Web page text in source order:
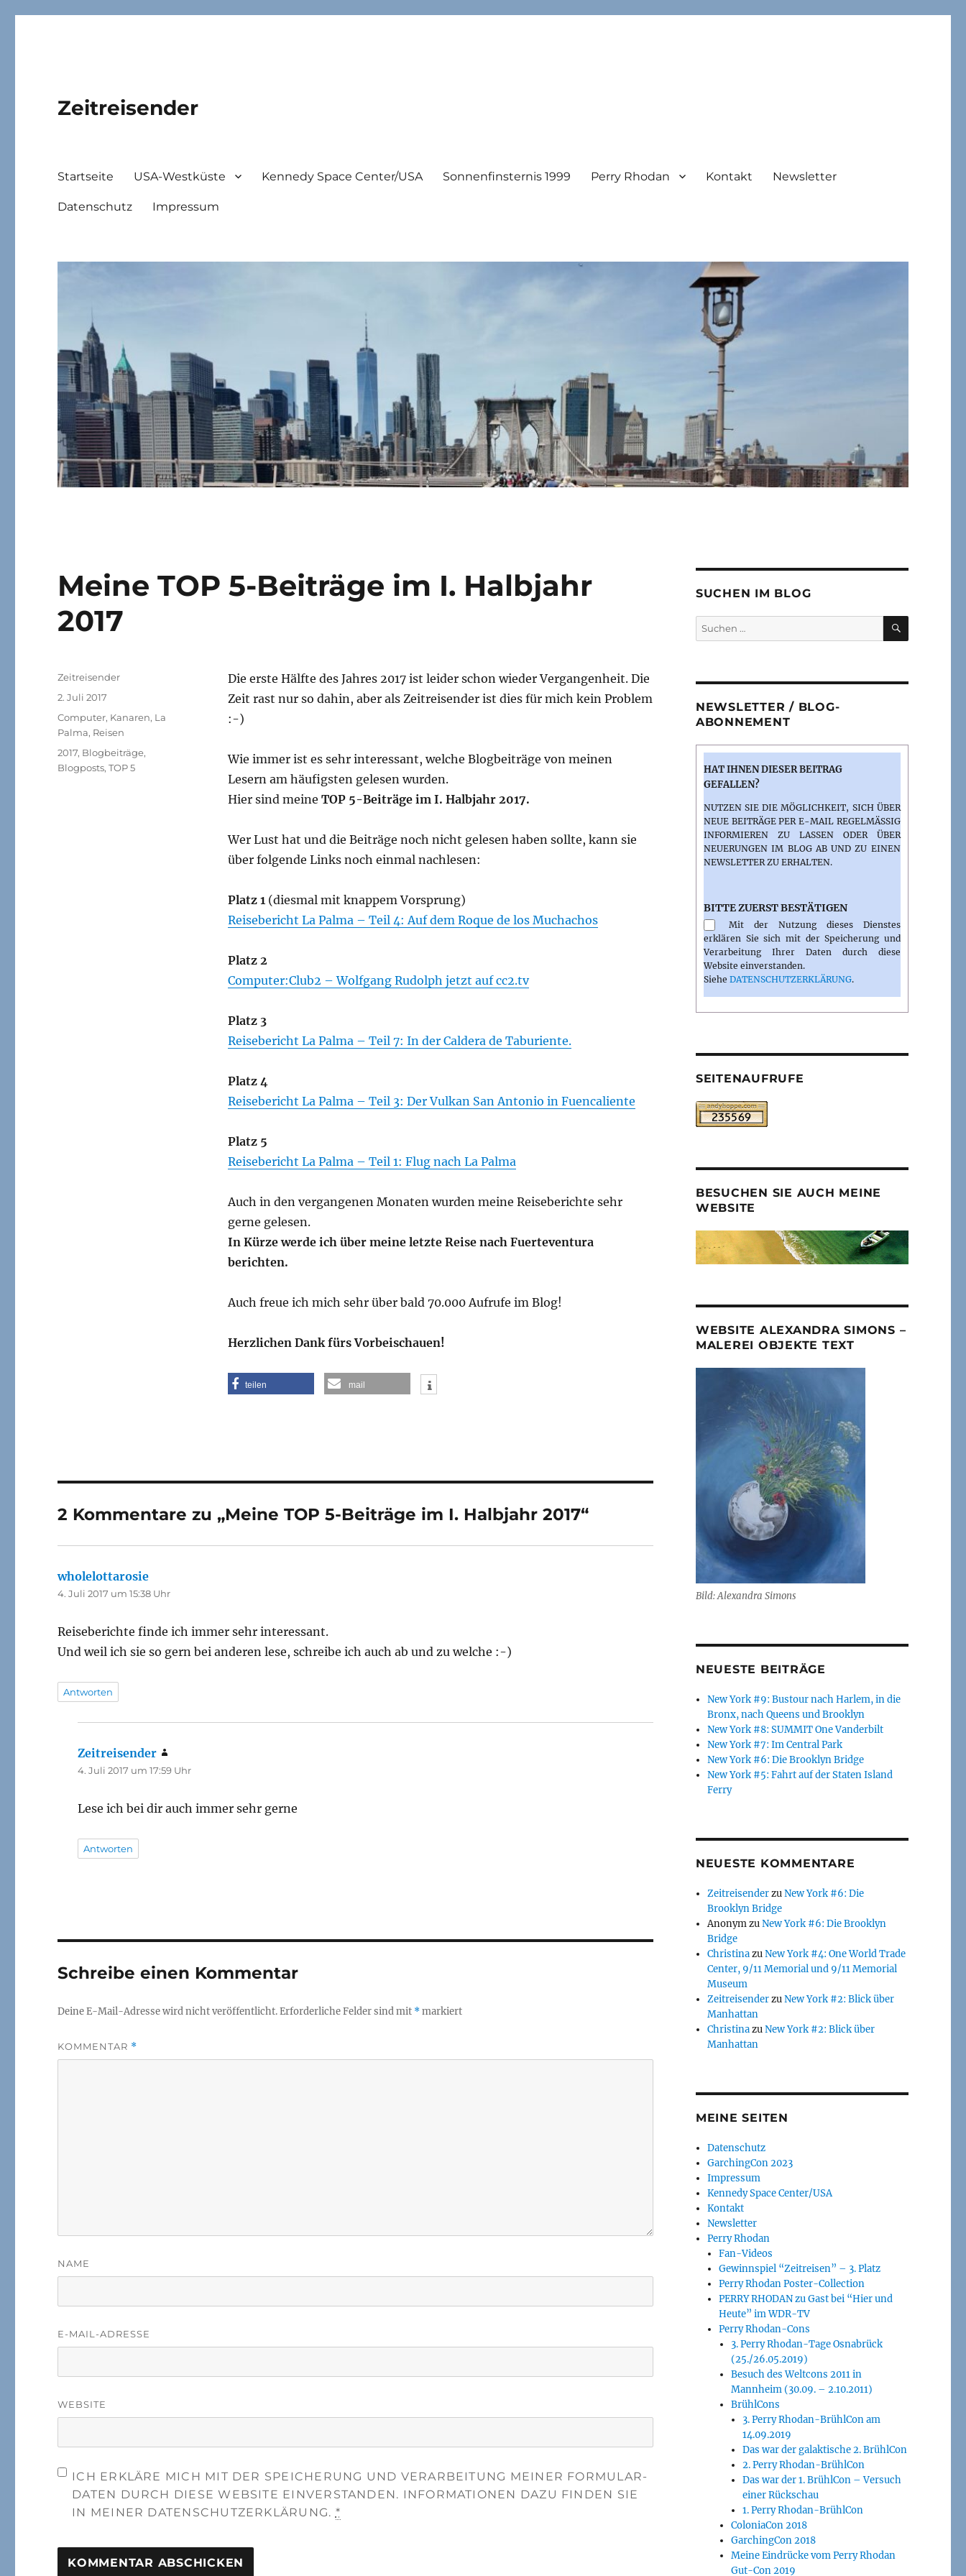
Zeitreisender
Startseite USA-Westküste Kennedy Space Center/USA Sonnenfinsternis 1999 Perry Rhodan Kontakt Newsletter
Datenschutz Impressum
Meine TOP 5-Beiträge im I. Halbjahr
2017
Die erste Hälfte des Jahres 2017 ist leider schon wieder Vergangenheit. Die
Zeit rast nur so dahin, aber als Zeitreisender ist dies für mich kein Problem
:-)
Wie immer ist es sehr interessant, welche Blogbeiträge von meinen
Lesern am häufigsten gelesen wurden.
Hier sind meine TOP 5-Beiträge im I. Halbjahr 2017.
Wer Lust hat und die Beiträge noch nicht gelesen haben sollte, kann sie
über folgende Links noch einmal nachlesen:
Platz 1 (diesmal mit knappem Vorsprung)
Reisebericht La Palma – Teil 4: Auf dem Roque de los Muchachos
Platz 2
Computer:Club2 – Wolfgang Rudolph jetzt auf cc2.tv
Platz 3
Reisebericht La Palma – Teil 7: In der Caldera de Taburiente.
Platz 4
Reisebericht La Palma – Teil 3: Der Vulkan San Antonio in Fuencaliente
Platz 5
Reisebericht La Palma – Teil 1: Flug nach La Palma
Auch in den vergangenen Monaten wurden meine Reiseberichte sehr
gerne gelesen.
In Kürze werde ich über meine letzte Reise nach Fuerteventura
berichten.
Auch freue ich mich sehr über bald 70.000 Aufrufe im Blog!
Herzlichen Dank fürs Vorbeischauen!
teilen mail
Autor
Zeitreisender
Veröffentlicht
2. Juli 2017
Kategorien
Computer, Kanaren, La
Palma, Reisen
Schlagwörter
2017, Blogbeiträge,
Blogposts,TOP 5
2 Kommentare zu „Meine TOP 5-Beiträge im I. Halbjahr 2017“
wholelottarosie
4. Juli 2017 um 15:38 Uhr
Reiseberichte finde ich immer sehr interessant.
Und weil ich sie so gern bei anderen lese, schreibe ich auch ab und zu welche :-)
Antworten
Zeitreisender
4. Juli 2017 um 17:59 Uhr
Lese ich bei dir auch immer sehr gerne
Antworten
Schreibe einen Kommentar
Deine E-Mail-Adresse wird nicht veröffentlicht.Erforderliche Felder sind mit *markiert
KOMMENTAR *
NAME
E-MAIL-ADRESSE
WEBSITE
ICH ERKLÄRE MICH MIT DER SPEICHERUNG UND VERARBEITUNG MEINER FORMULAR-
DATEN DURCH DIESE WEBSITE EINVERSTANDEN. INFORMATIONEN DAZU FINDEN SIE
IN MEINER DATENSCHUTZERKLÄRUNG. *
SUCHEN IM BLOG
Suchen
nach:
SUCHEN
NEWSLETTER / BLOG-
ABONNEMENT
HAT IHNEN DIESER BEITRAG
GEFALLEN?
NUTZEN SIE DIE MÖGLICHKEIT, SICH ÜBER
NEUE BEITRÄGE PER E-MAIL REGELMÄSSIG I
NFORMIEREN ZU LASSEN ODER ÜBER N
EUERUNGEN IM BLOG AB UND ZU EINEN N
EWSLETTER ZU ERHALTEN.
BITTE ZUERST BESTÄTIGEN
Mit der Nutzung dieses Dienstes
erklären Sie sich mit der Speicherung und
Verarbeitung Ihrer Daten durch diese
Website einverstanden.
Siehe DATENSCHUTZERKLÄRUNG.
SEITENAUFRUFE
BESUCHEN SIE AUCH MEINE
WEBSITE
WEBSITE ALEXANDRA SIMONS –
MALEREI OBJEKTE TEXT
Bild: Alexandra Simons
NEUESTE BEITRÄGE
New York #9: Bustour nach Harlem, in die
Bronx, nach Queens und Brooklyn
New York #8: SUMMIT One Vanderbilt
New York #7: Im Central Park
New York #6: Die Brooklyn Bridge
New York #5: Fahrt auf der Staten Island
Ferry
NEUESTE KOMMENTARE
ZeitreisenderzuNew York #6: Die
Brooklyn Bridge
AnonymzuNew York #6: Die Brooklyn
Bridge
ChristinazuNew York #4: One World Trade
Center, 9/11 Memorial und 9/11 Memorial
Museum
ZeitreisenderzuNew York #2: Blick über
Manhattan
ChristinazuNew York #2: Blick über
Manhattan
MEINE SEITEN
Datenschutz
GarchingCon 2023
Impressum
Kennedy Space Center/USA
Kontakt
Newsletter
Perry Rhodan
Fan-Videos
Gewinnspiel “Zeitreisen” – 3. Platz
Perry Rhodan Poster-Collection
PERRY RHODAN zu Gast bei “Hier und
Heute” im WDR-TV
Perry Rhodan-Cons
3. Perry Rhodan-Tage Osnabrück
(25./26.05.2019)
Besuch des Weltcons 2011 in
Mannheim (30.09. – 2.10.2011)
BrühlCons
3. Perry Rhodan-BrühlCon am
14.09.2019
Das war der galaktische 2. BrühlCon
2. Perry Rhodan-BrühlCon
Das war der 1. BrühlCon – Versuch
einer Rückschau
1. Perry Rhodan-BrühlCon
ColoniaCon 2018
GarchingCon 2018
Meine Eindrücke vom Perry Rhodan
Gut-Con 2019